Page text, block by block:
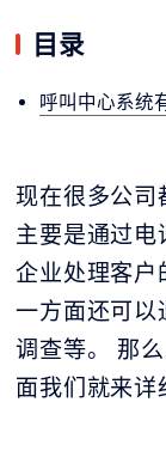
目录
呼叫中心系统
现在很多公
主要是通过电
企业处理客户
一方面还可以
调查等。 那
面我们就来详